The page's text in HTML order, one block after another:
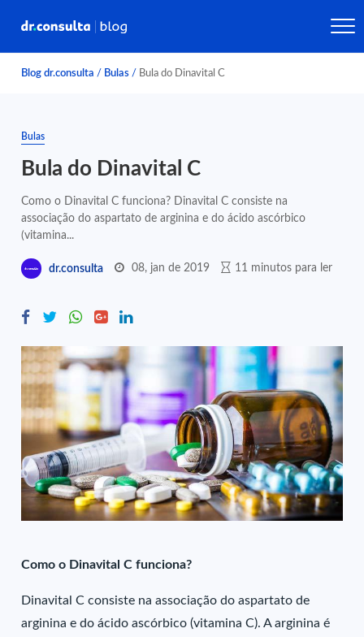
Blog dr.consulta / Bulas / Bula do Dinavital C
Bulas
Bula do Dinavital C
Como o Dinavital C funciona? Dinavital C consiste na
associação do aspartato de arginina e do ácido ascórbico
(vitamina...
dr.consulta 08, jan de 2019 11 minutos para ler
Como o Dinavital C funciona?
Dinavital C consiste na associação do aspartato de
arginina e do ácido ascórbico (vitamina C). A arginina é